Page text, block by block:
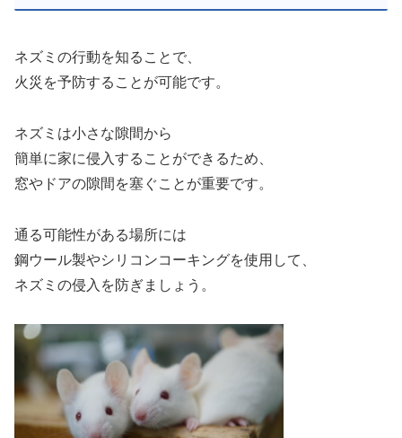
ネズミの行動を知ることで、
火災を予防することが可能です。
ネズミは小さな隙間から
簡単に家に侵入することができるため、
窓やドアの隙間を塞ぐことが重要です。
通る可能性がある場所には
鋼ウール製やシリコンコーキングを使用して、
ネズミの侵入を防ぎましょう。